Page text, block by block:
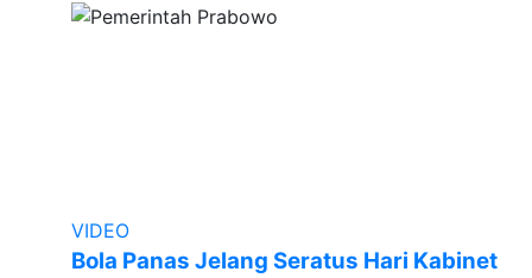
VIDEO
Bola Panas Jelang Seratus Hari Kabinet